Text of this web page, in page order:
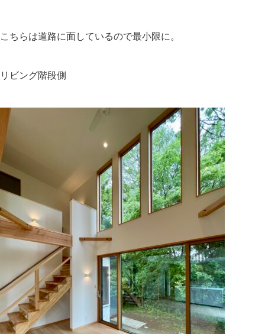
こちらは道路に面しているので最小限に。
リビング階段側